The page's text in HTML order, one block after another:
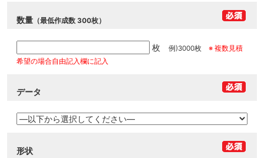
数量 （最低作成数 300枚）
枚 例)3000枚 ※ 複数見積
希望の場合自由記入欄に記入
データ
形状